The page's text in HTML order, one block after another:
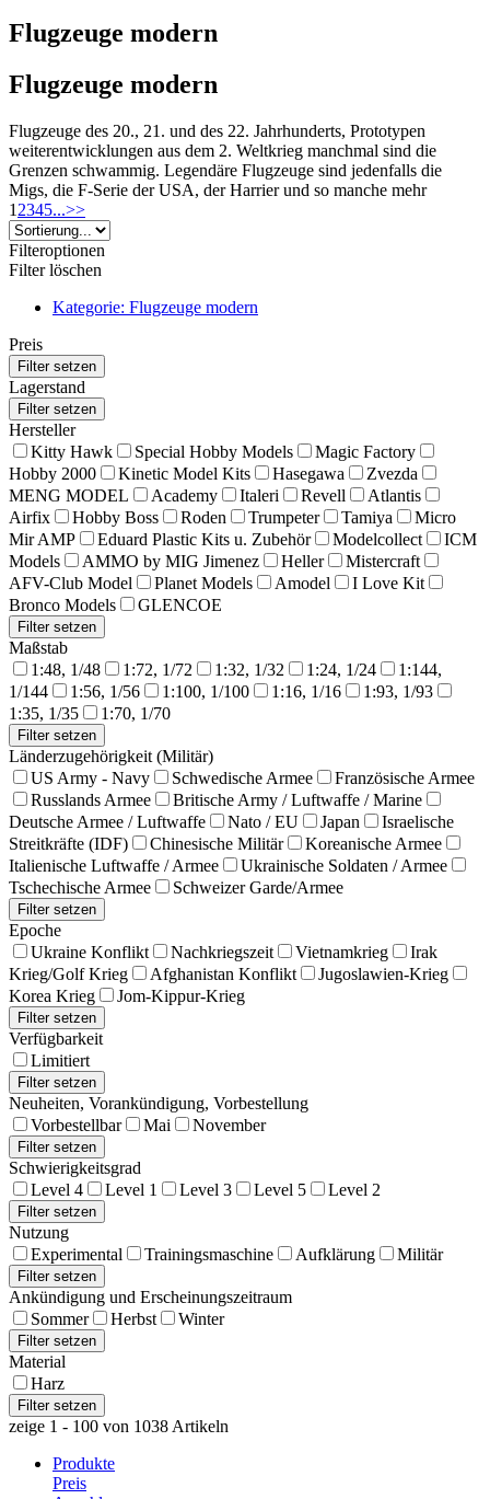
Flugzeuge modern
Flugzeuge modern
Flugzeuge des 20., 21. und des 22. Jahrhunderts, Prototypen
weiterentwicklungen aus dem 2. Weltkrieg manchmal sind die
Grenzen schwammig. Legendäre Flugzeuge sind jedenfalls die
Migs, die F-Serie der USA, der Harrier und so manche mehr
1 2345...>>
Filteroptionen
Filter löschen
Kategorie: Flugzeuge modern
Preis
Lagerstand
Hersteller
Kitty Hawk
Special Hobby Models
Magic Factory
Hobby 2000
Kinetic Model Kits Hasegawa
Zvezda
MENG MODEL
Academy Italeri Revell
Atlantis
Airfix
Hobby Boss Roden Trumpeter Tamiya
Micro
Mir AMP
Eduard Plastic Kits u. Zubehör Modelcollect
ICM
Models
AMMO by MIG Jimenez Heller
Mistercraft
AFV-Club Model
Planet Models Amodel
I Love Kit
Bronco Models
GLENCOE
Maßstab
1:48, 1/48
1:72, 1/72 1:32, 1/32 1:24, 1/24
1:144,
1/144
1:56, 1/56 1:100, 1/100 1:16, 1/16
1:93, 1/93
1:35, 1/35
1:70, 1/70
Länderzugehörigkeit (Militär)
US Army - Navy
Schwedische Armee
Französische Armee
Russlands Armee
Britische Army / Luftwaffe / Marine
Deutsche Armee / Luftwaffe
Nato / EU Japan
Israelische
Streitkräfte (IDF)
Chinesische Militär
Koreanische Armee
Italienische Luftwaffe / Armee
Ukrainische Soldaten / Armee
Tschechische Armee
Schweizer Garde/Armee
Epoche
Ukraine Konflikt
Nachkriegszeit Vietnamkrieg
Irak
Krieg/Golf Krieg
Afghanistan Konflikt
Jugoslawien-Krieg
Korea Krieg
Jom-Kippur-Krieg
Verfügbarkeit
Limitiert
Neuheiten, Vorankündigung, Vorbestellung
Vorbestellbar
Mai November
Schwierigkeitsgrad
Level 4
Level 1 Level 3 Level 5 Level 2
Nutzung
Experimental
Trainingsmaschine Aufklärung Militär
Ankündigung und Erscheinungszeitraum
Sommer
Herbst Winter
Material
Harz
zeige 1 - 100 von 1038 Artikeln
Produkte
Preis